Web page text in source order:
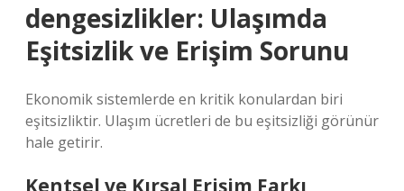
dengesizlikler: Ulaşımda
Eşitsizlik ve Erişim Sorunu
Ekonomik sistemlerde en kritik konulardan biri
eşitsizliktir. Ulaşım ücretleri de bu eşitsizliği görünür
hale getirir.
Kentsel ve Kırsal Erişim Farkı